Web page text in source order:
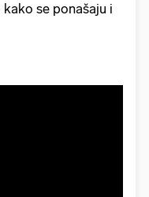
se ponašaju i